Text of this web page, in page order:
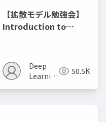
【拡散モデル勉強会】
Introduction to
Deep
Learning
50.5K